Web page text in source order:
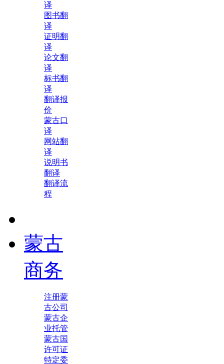
译
图书翻
译
证明翻
译
论文翻
译
标书翻
译
翻译报
价
蒙古口
译
网站翻
译
说明书
翻译
翻译流
程
蒙古
商务
注册蒙
古公司
蒙古企
业托管
蒙古国
许可证
特定委